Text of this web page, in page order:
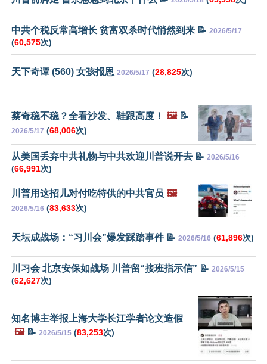
中共个税反常高增长 贫富双杀时代悄然到来 📝 2026/5/17
(60,575次)
天下奇谭 (560) 女孩报恩 2026/5/17 (28,825次)
蔡奇稳不稳？全看沙发、鞋跟高度！ 🖼️📝
2026/5/17 (68,006次)
从美国丢弃中共礼物与中共欢迎川普说开去 📝 2026/5/16
(66,991次)
川普用这招儿对付吃特供的中共官员 🖼️
2026/5/16 (83,633次)
天坛成战场：“习川会”爆发踩踏事件 📝 2026/5/16 (61,896次)
川习会 北京安保如战场 川普留“接班指示信” 📝 2026/5/15
(62,627次)
知名博主举报上海大学长江学者论文造假
🖼️📝 2026/5/15 (83,253次)